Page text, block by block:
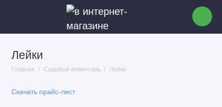
Лейки
Главная Садовый инвентарь Лейки
Садовые пылесосы
Скачать прайс-лист